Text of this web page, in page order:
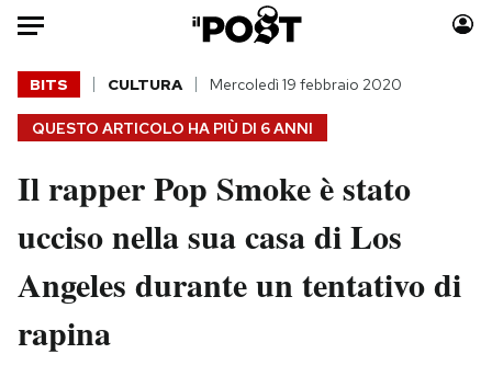
Auto
HOME
Italia
Politica
Tecnologia
Internet
Scienza
Moda
Consumismi
Storie/Idee
QUESTO ARTICOLO HA PIÙ DI 6 ANNI
BITS CULTURA Mercoledì 19 febbraio 2020
Il rapper Pop Smoke è stato
ucciso nella sua casa di Los
Angeles durante un tentativo di
rapina